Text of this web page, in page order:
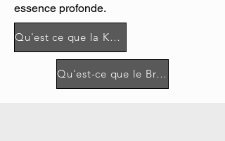
essence profonde.
Qu'est ce que la Kundalini Activation ?
Qu'est-ce que le Breathwork Chamanique Healing ?